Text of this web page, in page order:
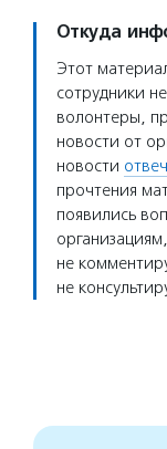
Откуда
Этот
сотрудники
волонтеры,
новости от
новости
прочтения
появились
не
не